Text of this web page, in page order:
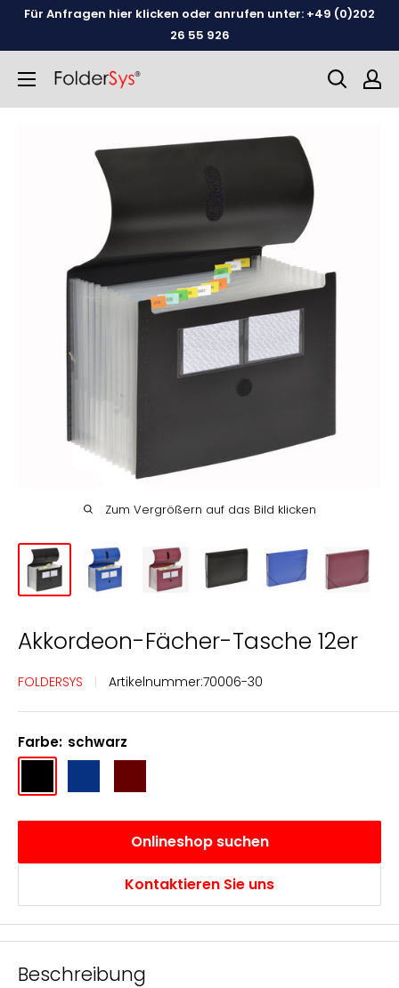
WeiterFür Anfragen hier klicken oder anrufen unter: +49 (0)202
26 55 926
Zum Vergrößern auf das Bild klicken
Akkordeon-Fächer-Tasche 12er
FOLDERSYS Artikelnummer:70006-30
Farbe: schwarz
Onlineshop suchen
Kontaktieren Sie uns
Beschreibung